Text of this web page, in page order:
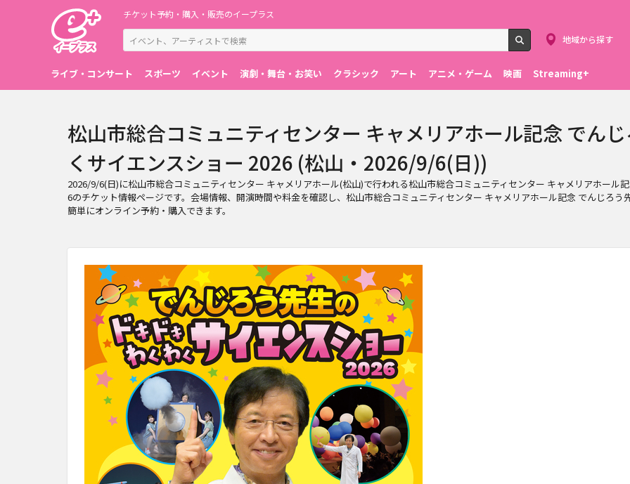
チケット予約・購入・販売のイープラス
検索
地域から探す
ライブ・コンサート スポーツ イベント 演劇・舞台・お笑い クラシック アート アニメ・ゲーム 映画 Streaming+
松山市総合コミュニティセンター キャメリアホール記念 でん
くサイエンスショー 2026 (松山・2026/9/6(日))
2026/9/6(日)に松山市総合コミュニティセンター キャメリアホール(松山)で行われる松山市総合コミュニティセンター キャメリアホール
6のチケット情報ページです。会場情報、開演時間や料金を確認し、松山市総合コミュニティセンター キャメリアホール記念 でんじろ
簡単にオンライン予約・購入できます。